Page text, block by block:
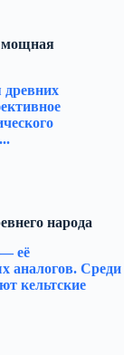
мощная
народа
её
аналогов. Среди
кельтские